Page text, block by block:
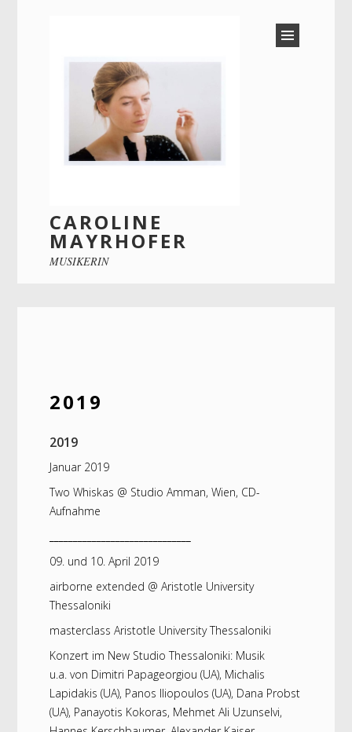
CAROLINE
MAYRHOFER
MUSIKERIN
2019
2019
Januar 2019
Two Whiskas @ Studio Amman, Wien, CD-
Aufnahme
09. und 10. April 2019
airborne extended @ Aristotle University
Thessaloniki
masterclass Aristotle University Thessaloniki
Konzert im New Studio Thessaloniki: Musik
u.a. von Dimitri Papageorgiou (UA), Michalis
Lapidakis (UA), Panos Iliopoulos (UA), Dana Probst
(UA), Panayotis Kokoras, Mehmet Ali Uzunselvi,